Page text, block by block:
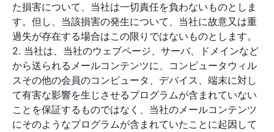
た損害について、当社は一切責任を負わないものとしま
す。但し、当該損害の発生について、当社に故意又は重
過失が存在する場合はこの限りではないものとします。
2. 当社は、当社のウェブページ、サーバ、ドメインなど
から送られるメールコンテンツに、コンピュータウィル
スその他の会員のコンピュータ、デバイス、端末に対し
て有害な影響を生じさせるプログラムが含まれていない
ことを保証するものではなく、当社のメールコンテンツ
にそのようなプログラムが含まれていたことに起因して